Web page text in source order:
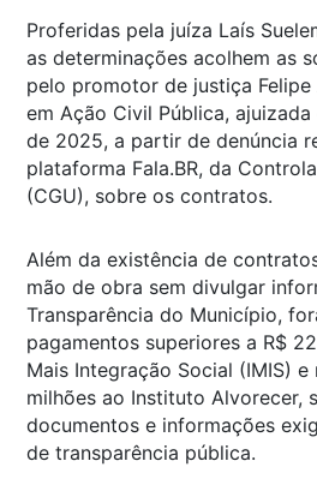
Proferidas pela juíza Laís
as determinações acolhem as
pelo promotor de justiça
em Ação Civil Pública,
de 2025, a partir de denúncia
plataforma Fala.BR, da
(CGU), sobre os contratos.
Além da existência de
mão de obra sem divulgar
Transparência do Município,
pagamentos superiores a R$
Mais Integração Social (IMIS) e
milhões ao Instituto Alvorecer,
documentos e informações
de transparência pública.